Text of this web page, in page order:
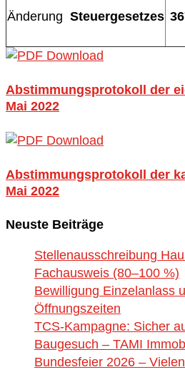
Änderung Steuergesetzes
Abstimmungsprotokoll der
Mai 2022
Abstimmungsprotokoll der
Mai 2022
Neuste Beiträge
Stellenausschreibung
Fachausweis (80–100 %)
Bewilligung Einzelanlass
Öffnungszeiten
TCS-Kampagne: Sicher
Baugesuch – TAMI
Bundesfeier 2026 –